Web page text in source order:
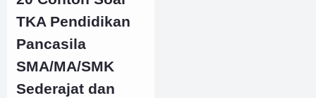
TKA Pendidikan
Pancasila
SMA/MA/SMK
Sederajat dan